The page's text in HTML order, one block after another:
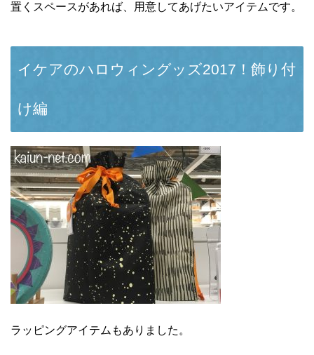
置くスペースがあれば、用意してあげたいアイテムです。
イケアのハロウィングッズ2017！飾り付
け編
ラッピングアイテムもありました。